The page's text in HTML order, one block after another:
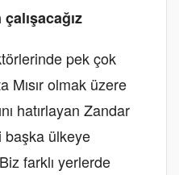
pek çok
Mısır olmak üzere
hatırlayan Zandar
başka ülkeye
farklı yerlerde